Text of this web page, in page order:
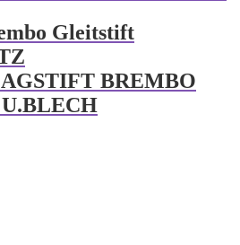
Gleitstift
BREMBO